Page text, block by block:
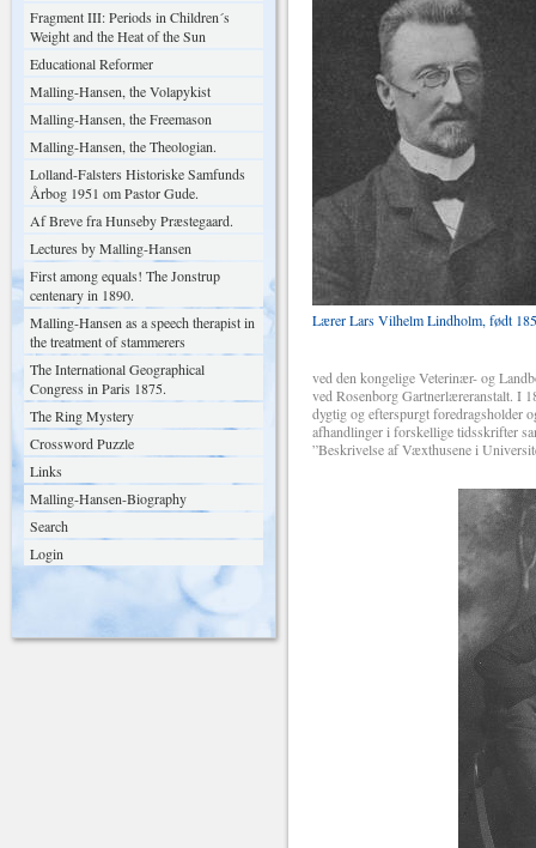
Fragment III: Periods in Children´s
Weight and the Heat of the Sun
Educational Reformer
Malling-Hansen, the Volapykist
Malling-Hansen, the Freemason
Malling-Hansen, the Theologian.
Lolland-Falsters Historiske Samfunds
Årbog 1951 om Pastor Gude.
Af Breve fra Hunseby Præstegaard.
Lectures by Malling-Hansen
First among equals! The Jonstrup
centenary in 1890.
Malling-Hansen as a speech therapist in
the treatment of stammerers
The International Geographical
Congress in Paris 1875.
The Ring Mystery
Crossword Puzzle
Links
Malling-Hansen-Biography
Search
Login
Lærer Lars Vilhelm Lindholm, født
ved den kongelige Veterinær- og
ved Rosenborg Gartnerlæreranstalt. I
dygtig og efterspurgt foredragsholder
afhandlinger i forskellige tidsskrifter
”Beskrivelse af Væxthusene i